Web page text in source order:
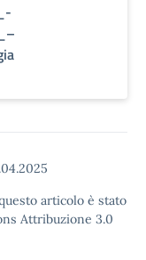
articolo è stato
Attribuzione 3.0